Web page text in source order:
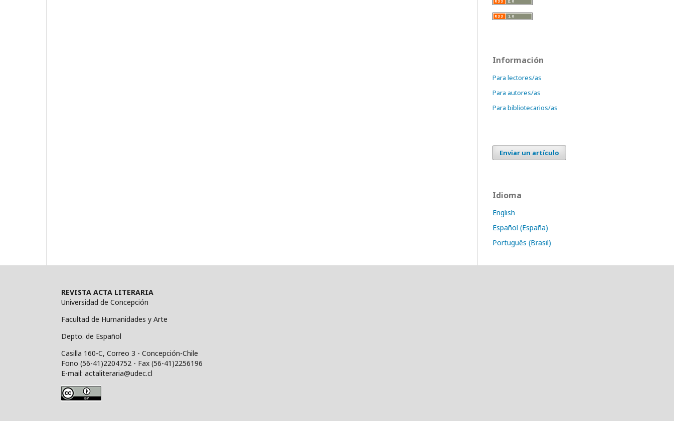
Información
Para lectores/as
Para autores/as
Para bibliotecarios/as
Enviar un artículo
Idioma
English
Español (España)
Português (Brasil)
REVISTA ACTA LITERARIA
Universidad de Concepción
Facultad de Humanidades y Arte
Depto. de Español
Casilla 160-C, Correo 3 - Concepción-Chile
Fono (56-41)2204752 - Fax (56-41)2256196
E-mail: actaliteraria@udec.cl